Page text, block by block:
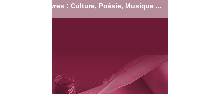
Livres : Culture, Poésie, Musique ...